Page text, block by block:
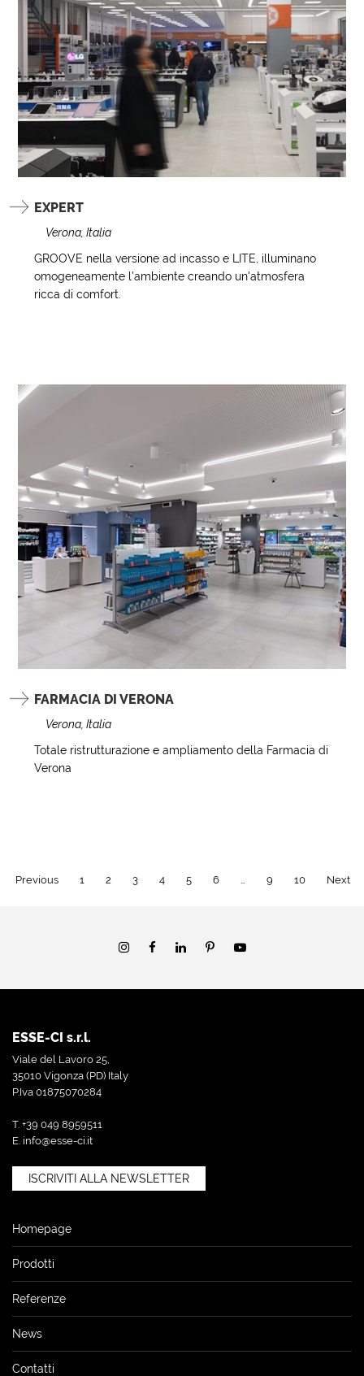
EXPERT
Verona, Italia
GROOVE nella versione ad incasso e LITE, illuminano
omogeneamente l'ambiente creando un'atmosfera
ricca di comfort.
FARMACIA DI VERONA
Verona, Italia
Totale ristrutturazione e ampliamento della Farmacia di
Verona
Previous 1 2 3 4 5 6 … 9 10 Next
ESSE-CI s.r.l.
Viale del Lavoro 25,
35010 Vigonza (PD) Italy
P.Iva 01875070284
T. +39 049 8959511
E. info@esse-ci.it
ISCRIVITI ALLA NEWSLETTER
Homepage
Prodotti
Referenze
News
Contatti